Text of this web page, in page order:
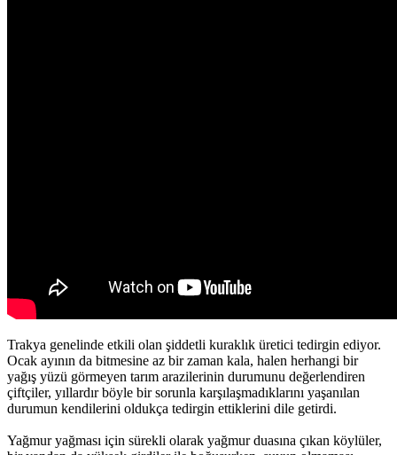
Trakya genelinde etkili olan şiddetli kuraklık üretici tedirgin ediyor.
Ocak ayının da bitmesine az bir zaman kala, halen herhangi bir
yağış yüzü görmeyen tarım arazilerinin durumunu değerlendiren
çiftçiler, yıllardır böyle bir sorunla karşılaşmadıklarını yaşanılan
durumun kendilerini oldukça tedirgin ettiklerini dile getirdi.
Yağmur yağması için sürekli olarak yağmur duasına çıkan köylüler,